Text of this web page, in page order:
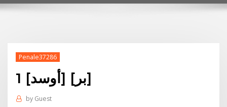
Penale37286
1 [أوسد] [بر]
by Guest